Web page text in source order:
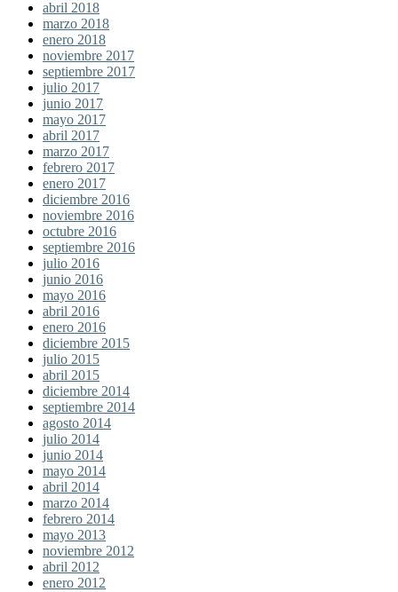
abril 2018
marzo 2018
enero 2018
noviembre 2017
septiembre 2017
julio 2017
junio 2017
mayo 2017
abril 2017
marzo 2017
febrero 2017
enero 2017
diciembre 2016
noviembre 2016
octubre 2016
septiembre 2016
julio 2016
junio 2016
mayo 2016
abril 2016
enero 2016
diciembre 2015
julio 2015
abril 2015
diciembre 2014
septiembre 2014
agosto 2014
julio 2014
junio 2014
mayo 2014
abril 2014
marzo 2014
febrero 2014
mayo 2013
noviembre 2012
abril 2012
enero 2012